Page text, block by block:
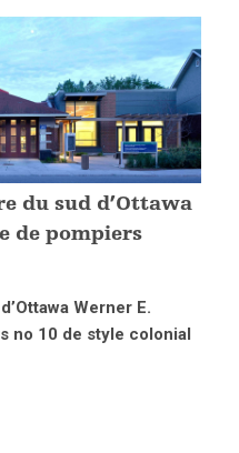
du sud d’Ottawa
de pompiers
Werner E.
no 10 de style colonial